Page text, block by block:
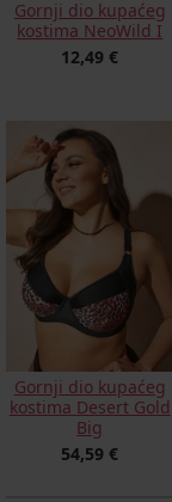
Gornji dio kupaćeg
kostima NeoWild I
12,49 €
Gornji dio kupaćeg
kostima Desert Gold
Big
54,59 €